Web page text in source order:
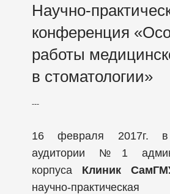
Научно-
конференция
работы
в стоматологии»
---
16 февраля 2017г. в
аудитории №1
корпуса Клиник
научно-практическая